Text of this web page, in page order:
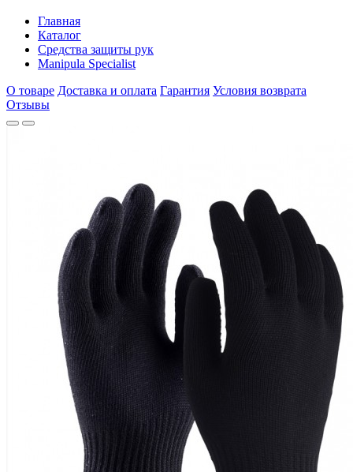
Главная
Каталог
Средства защиты рук
Manipula Specialist
О товаре Доставка и оплата Гарантия Условия возврата
Отзывы